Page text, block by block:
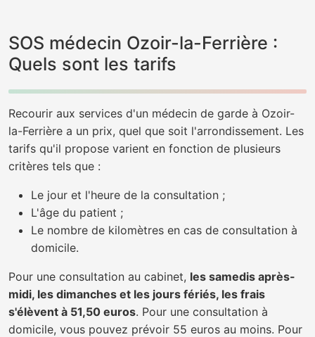
SOS médecin Ozoir-la-Ferrière :
Quels sont les tarifs
Recourir aux services d'un médecin de garde à Ozoir-
la-Ferrière a un prix, quel que soit l'arrondissement. Les
tarifs qu'il propose varient en fonction de plusieurs
critères tels que :
Le jour et l'heure de la consultation ;
L'âge du patient ;
Le nombre de kilomètres en cas de consultation à
domicile.
Pour une consultation au cabinet, les samedis après-
midi, les dimanches et les jours fériés, les frais
s'élèvent à 51,50 euros. Pour une consultation à
domicile, vous pouvez prévoir 55 euros au moins. Pour